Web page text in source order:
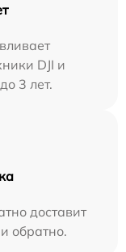
DJI и
3 лет.
доставит
обратно.